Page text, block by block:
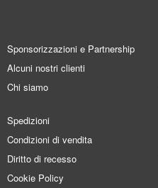
Sponsorizzazioni e Partnership
Alcuni nostri clienti
Chi siamo
Spedizioni
Condizioni di vendita
Diritto di recesso
Cookie Policy